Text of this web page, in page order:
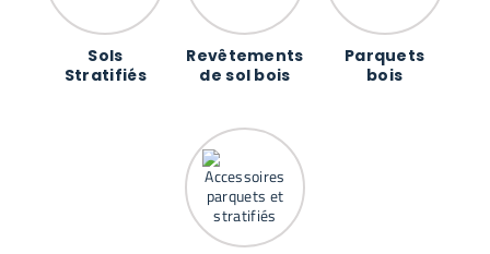
Sols
Stratifiés
Revêtements
de sol bois
Parquets
bois